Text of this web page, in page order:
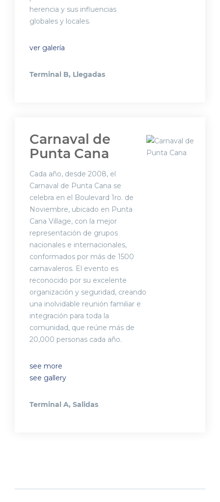
herencia y sus influencias
globales y locales.
ver galería
Terminal B, Llegadas
Carnaval de
Punta Cana
Cada año, desde 2008, el
Carnaval de Punta Cana se
celebra en el Boulevard 1ro. de
Noviembre, ubicado en Punta
Cana Village, con la mejor
representación de grupos
nacionales e internacionales,
conformados por más de 1500
carnavaleros. El evento es
reconocido por su excelente
organización y seguridad, creando
una inolvidable reunión familiar e
integración para toda la
comunidad, que reúne más de
20,000 personas cada año.
see more
see gallery
Terminal A, Salidas